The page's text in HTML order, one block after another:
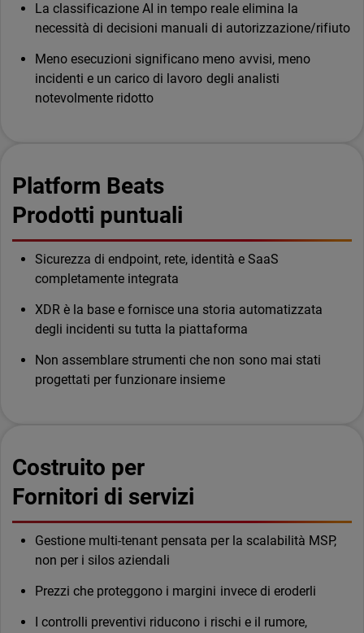
La classificazione AI in tempo reale elimina la
necessità di decisioni manuali di autorizzazione/rifiuto
Meno esecuzioni significano meno avvisi, meno
incidenti e un carico di lavoro degli analisti
notevolmente ridotto
Platform Beats
Prodotti puntuali
Sicurezza di endpoint, rete, identità e SaaS
completamente integrata
XDR è la base e fornisce una storia automatizzata
degli incidenti su tutta la piattaforma
Non assemblare strumenti che non sono mai stati
progettati per funzionare insieme
Costruito per
Fornitori di servizi
Gestione multi-tenant pensata per la scalabilità MSP,
non per i silos aziendali
Prezzi che proteggono i margini invece di eroderli
I controlli preventivi riducono i rischi e il rumore,